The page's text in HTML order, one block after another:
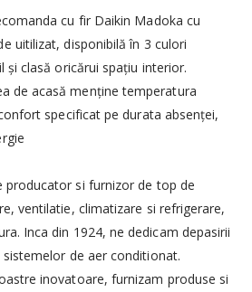
cu fir Daikin Madoka cu
uitilizat, disponibilă în 3 culori
și clasă oricărui spațiu interior.
de acasă menține temperatura
specificat pe durata absenţei,
producator si furnizor de top de
ventilatie, climatizare si refrigerare,
Inca din 1924, ne dedicam depasirii
de aer conditionat.
inovatoare, furnizam produse si